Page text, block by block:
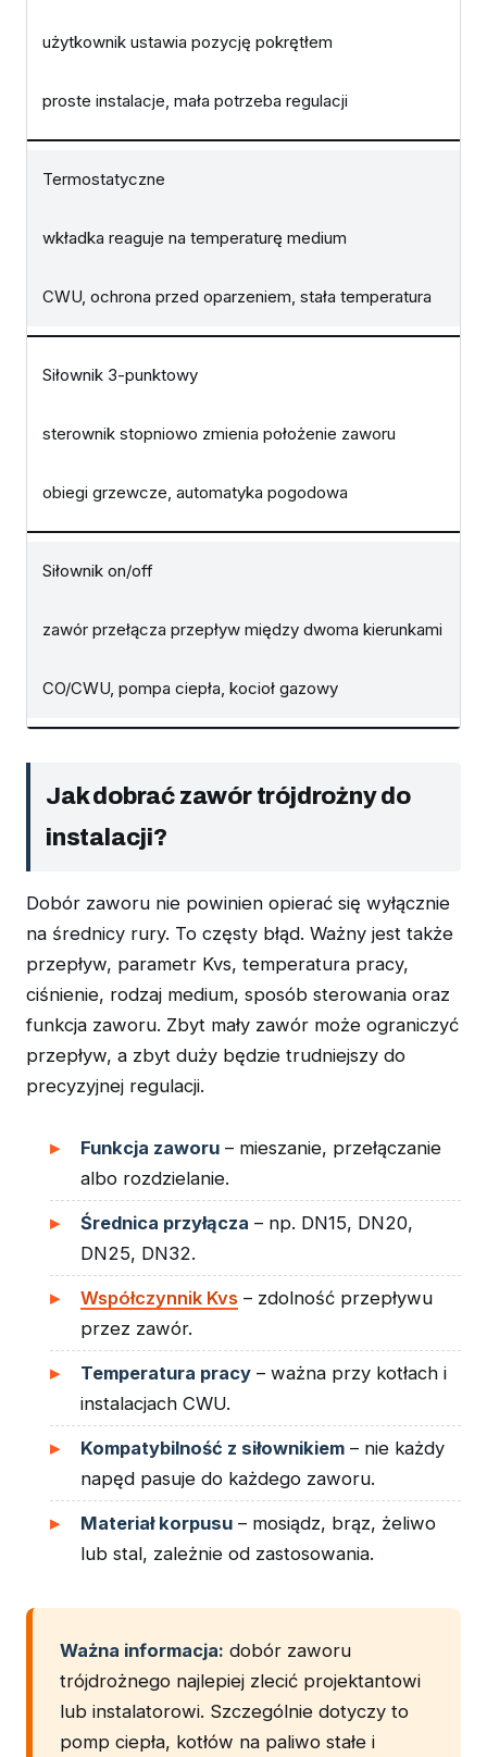
użytkownik ustawia pozycję pokrętłem
proste instalacje, mała potrzeba regulacji
Termostatyczne
wkładka reaguje na temperaturę medium
CWU, ochrona przed oparzeniem, stała temperatura
Siłownik 3-punktowy
sterownik stopniowo zmienia położenie zaworu
obiegi grzewcze, automatyka pogodowa
Siłownik on/off
zawór przełącza przepływ między dwoma kierunkami
CO/CWU, pompa ciepła, kocioł gazowy
Jak dobrać zawór trójdrożny do
instalacji?
Dobór zaworu nie powinien opierać się wyłącznie
na średnicy rury. To częsty błąd. Ważny jest także
przepływ, parametr Kvs, temperatura pracy,
ciśnienie, rodzaj medium, sposób sterowania oraz
funkcja zaworu. Zbyt mały zawór może ograniczyć
przepływ, a zbyt duży będzie trudniejszy do
precyzyjnej regulacji.
Funkcja zaworu – mieszanie, przełączanie
albo rozdzielanie.
Średnica przyłącza – np. DN15, DN20,
DN25, DN32.
Współczynnik Kvs – zdolność przepływu
przez zawór.
Temperatura pracy – ważna przy kotłach i
instalacjach CWU.
Kompatybilność z siłownikiem – nie każdy
napęd pasuje do każdego zaworu.
Materiał korpusu – mosiądz, brąz, żeliwo
lub stal, zależnie od zastosowania.
Ważna informacja: dobór zaworu
trójdrożnego najlepiej zlecić projektantowi
lub instalatorowi. Szczególnie dotyczy to
pomp ciepła, kotłów na paliwo stałe i